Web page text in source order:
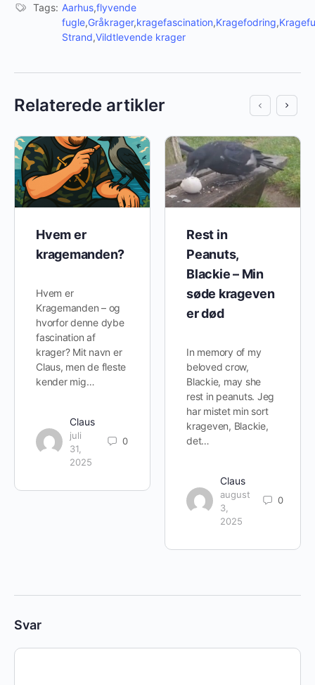
Tags: Aarhus,flyvende
fugle,Gråkrager,kragefascination,Kragefodring,
Strand,Vildtlevende krager
Relaterede artikler
Hvem er
kragemanden?
Hvem er
Kragemanden – og
hvorfor denne dybe
fascination af
krager? Mit navn er
Claus, men de fleste
kender mig…
Claus
juli
31,
2025
0
Rest in
Peanuts,
Blackie – Min
søde krageven
er død
In memory of my
beloved crow,
Blackie, may she
rest in peanuts. Jeg
har mistet min sort
krageven, Blackie,
det…
Claus
august
3,
2025
0
Svar